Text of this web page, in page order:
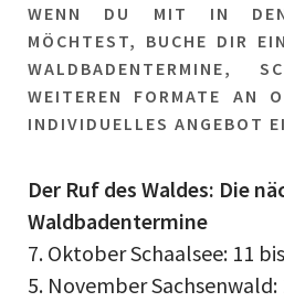
WENN DU MIT IN DEN
MÖCHTEST, BUCHE DIR
WALDBADENTERMINE,
WEITEREN FORMATE AN
INDIVIDUELLES ANGEBOT
Der Ruf des Waldes: Die
Waldbadentermine
7. Oktober Schaalsee: 11
5. November Sachsenwald: